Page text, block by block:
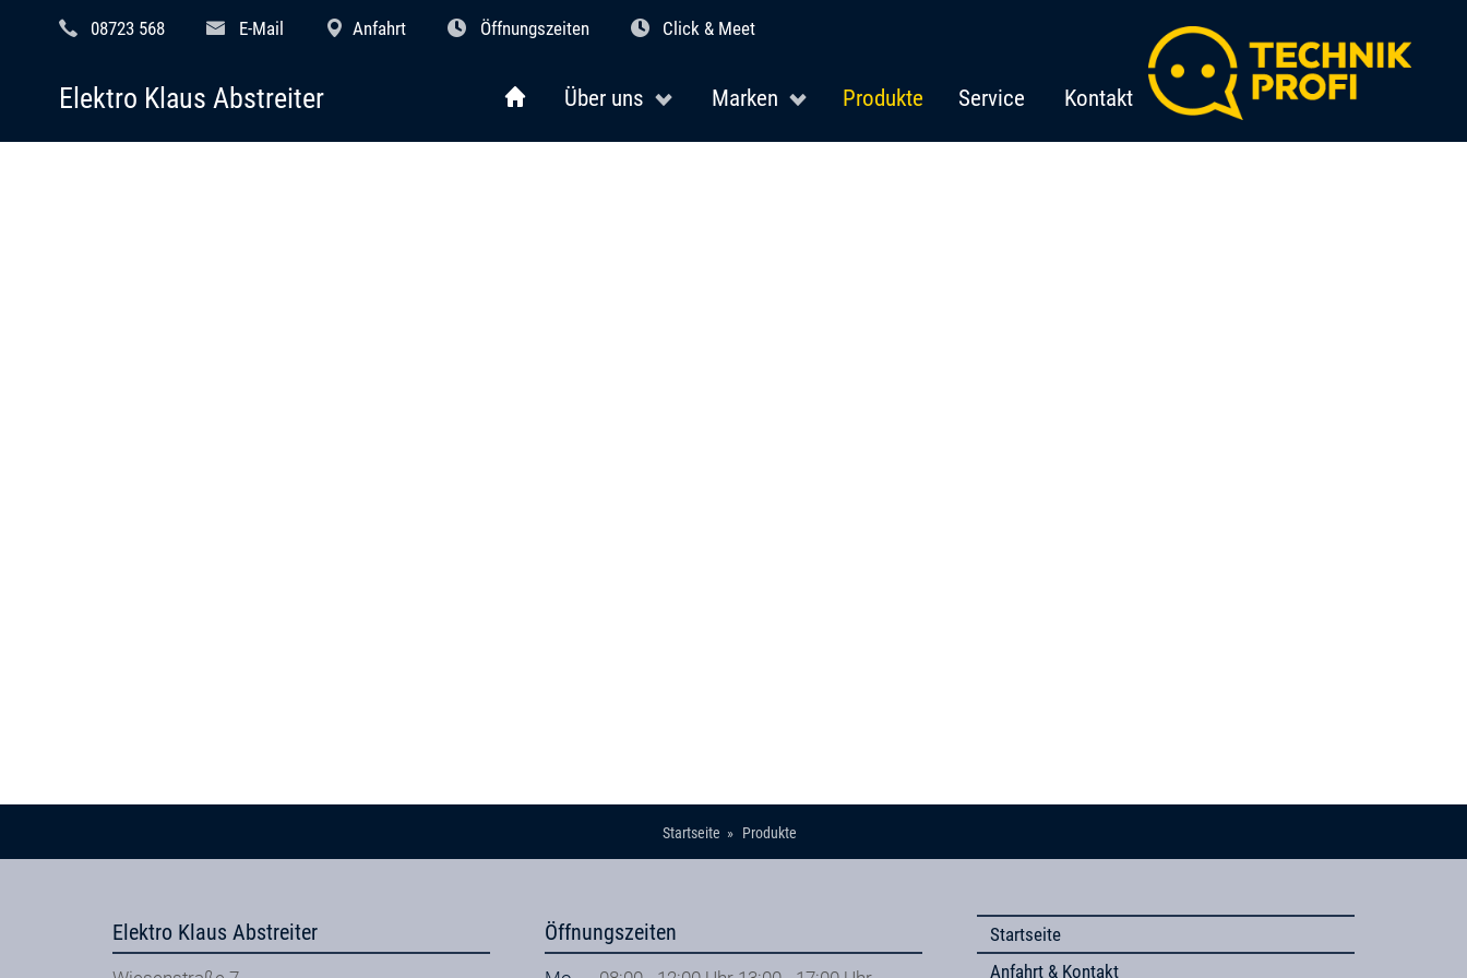
08723 568 E-Mail Anfahrt Öffnungszeiten Click & Meet
Über uns Marken Produkte Service Kontakt
Elektro Klaus Abstreiter
Startseite Produkte
Elektro Klaus Abstreiter Öffnungszeiten
Startseite
Anfahrt & Kontakt